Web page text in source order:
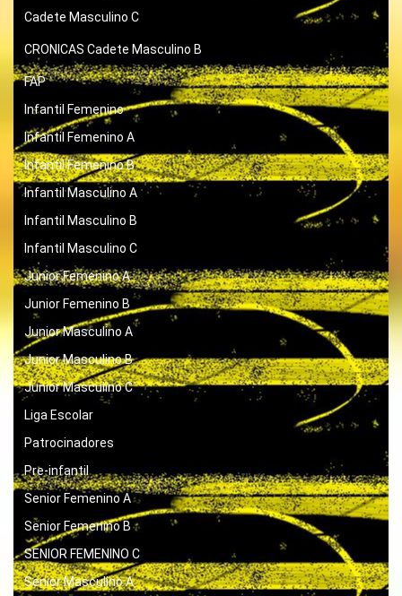
Cadete Masculino C
CRONICAS Cadete Masculino B
FAP
Infantil Femenino
Infantil Femenino A
Infantil Femenino B
Infantil Masculino A
Infantil Masculino B
Infantil Masculino C
Junior Femenino A
Junior Femenino B
Junior Masculino A
Junior Masculino B
Junior Masculino C
Liga Escolar
Patrocinadores
Pre-infantil
Senior Femenino A
Senior Femenino B
SENIOR FEMENINO C
Senior Masculino A